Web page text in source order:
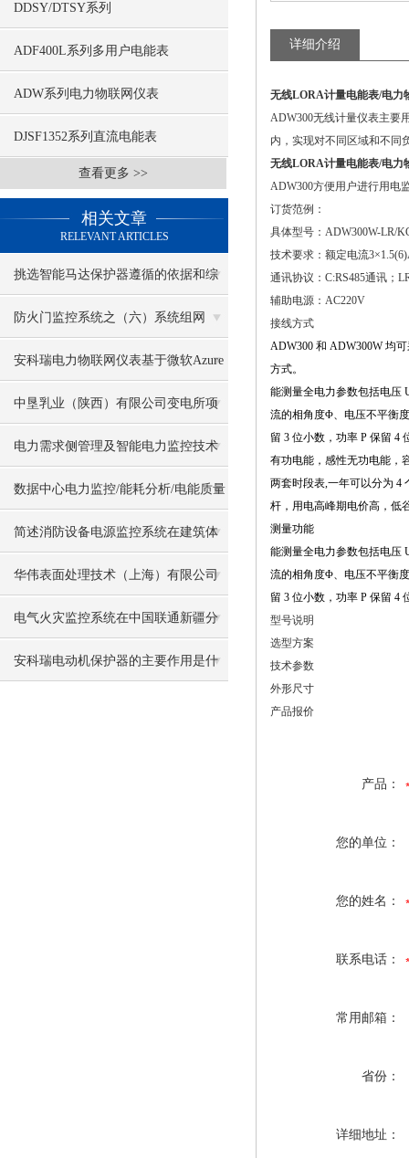
DDSY/DTSY系列
ADF400L系列多用户电能表
ADW系列电力物联网仪表
DJSF1352系列直流电能表
查看更多 >>
相关文章
RELEVANT ARTICLES
挑选智能马达保护器遵循的依据和综
合考虑因素
防火门监控系统之（六）系统组网
安科瑞电力物联网仪表基于微软Azure
对接海外电力平台
中垦乳业（陕西）有限公司变电所项
目电力监控系统的设计及应用
电力需求侧管理及智能电力监控技术
在石油化工行业错峰限电中应用
数据中心电力监控/能耗分析/电能质量
监测治理
简述消防设备电源监控系统在建筑体
系中的设计
华伟表面处理技术（上海）有限公司
电力监控系统的设计与应用
电气火灾监控系统在中国联通新疆分
公司经济开发区核心机房楼项目的应
安科瑞电动机保护器的主要作用是什
详细介绍
无线LORA计量电能表/电力
ADW300无线计量仪表主要
内，实现对不同区域和不同
无线LORA计量电能表/电力
ADW300方便用户进行用电
订货范例：
具体型号：ADW300W-LR/
技术要求：额定电流
通讯协议：C:RS485通讯；
辅助电源：AC220V
接线方式
ADW300 和 ADW300W 均
方式。
能测量全电力参数包括电压
流的相角度Φ、电压不平衡
留 3 位小数，功率 P 保留 4
有功电能，感性无功电能，
两套时段表,一年可以分为 4
杆，用电高峰期电价高，低
测量功能
能测量全电力参数包括电压
流的相角度Φ、电压不平衡
留 3 位小数，功率 P 保留 4
型号说明
选型方案
技术参数
外形尺寸
产品报价
产品：
您的单位：
您的姓名：
联系电话：
常用邮箱：
省份：
详细地址：